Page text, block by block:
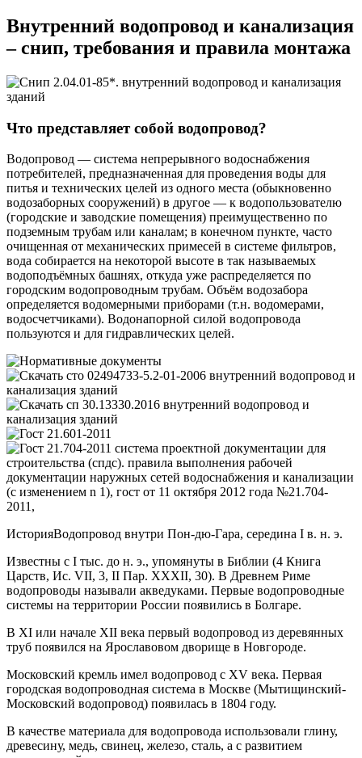
Внутренний водопровод и канализация
– снип, требования и правила монтажа
Что представляет собой водопровод?
Водопровод — система непрерывного водоснабжения
потребителей, предназначенная для проведения воды для
питья и технических целей из одного места (обыкновенно
водозаборных сооружений) в другое — к водопользователю
(городские и заводские помещения) преимущественно по
подземным трубам или каналам; в конечном пункте, часто
очищенная от механических примесей в системе фильтров,
вода собирается на некоторой высоте в так называемых
водоподъёмных башнях, откуда уже распределяется по
городским водопроводным трубам. Объём водозабора
определяется водомерными приборами (т.н. водомерами,
водосчетчиками). Водонапорной силой водопровода
пользуются и для гидравлических целей.
ИсторияВодопровод внутри Пон-дю-Гара, середина I в. н. э.
Известны с I тыс. до н. э., упомянуты в Библии (4 Книга
Царств, Ис. VII, 3, II Пар. XXXII, 30). В Древнем Риме
водопроводы называли акведуками. Первые водопроводные
системы на территории России появились в Болгаре.
В XI или начале XII века первый водопровод из деревянных
труб появился на Ярославовом дворище в Новгороде.
Московский кремль имел водопровод с XV века. Первая
городская водопроводная система в Москве (Мытищинский-
Московский водопровод) появилась в 1804 году.
В качестве материала для водопровода использовали глину,
древесину, медь, свинец, железо, сталь, а с развитием